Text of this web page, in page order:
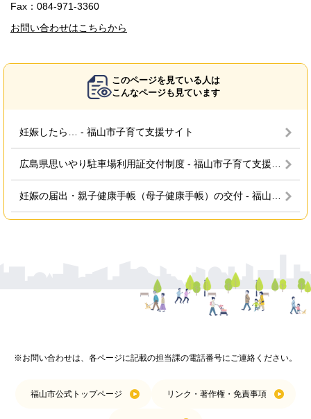
Fax：084-971-3360
お問い合わせはこちらから
このページを見ている人は
こんなページも見ています
妊娠したら… - 福山市子育て支援サイト
※お問い合わせは、各ページに記載の担当課の電話番号にご連絡ください。
福山市公式トップページ リンク・著作権・免責事項